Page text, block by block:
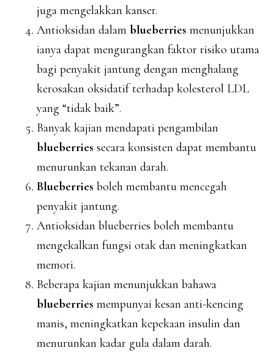
juga mengelakkan kanser.
Antioksidan dalam blueberries menunjukkan
ianya dapat mengurangkan faktor risiko utama
bagi penyakit jantung dengan menghalang
kerosakan oksidatif terhadap kolesterol LDL
yang “tidak baik”.
Banyak kajian mendapati pengambilan
blueberries secara konsisten dapat membantu
menurunkan tekanan darah.
Blueberries boleh membantu mencegah
penyakit jantung.
Antioksidan blueberries boleh membantu
mengekalkan fungsi otak dan meningkatkan
memori.
Beberapa kajian menunjukkan bahawa
blueberries mempunyai kesan anti-kencing
manis, meningkatkan kepekaan insulin dan
menurunkan kadar gula dalam darah.